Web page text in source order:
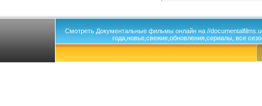
Смотреть Документальные фильмы онлайн на //
года,новье,свежие,обновления,сериалы, все